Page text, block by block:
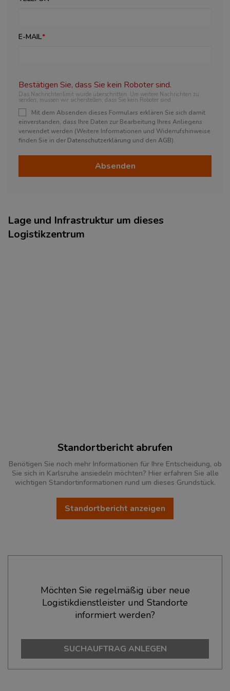
E-MAIL
Bestätigen Sie, dass Sie kein Roboter sind.
Das Nachrichtenlimit wurde überschritten. Um weitere Nachrichten zu
senden, müssen wir sicherstellen, dass Sie kein Roboter sind.
Mit dem Absenden dieses Formulars erklären Sie sich damit
einverstanden, dass Ihre Daten zur Bearbeitung Ihres Anliegens
verwendet werden (Weitere Informationen und Widerrufshinweise
finden Sie in der Datenschutzerklärung und den AGB).
Absenden
Lage und Infrastruktur um dieses
Logistikzentrum
Standortbericht abrufen
Benötigen Sie noch mehr Informationen für Ihre Entscheidung, ob
Sie sich in Karlsruhe ansiedeln möchten? Hier erfahren Sie alle
wichtigen Standortinformationen rund um dieses Grundstück.
Standortbericht anzeigen
BEVÖLKERUNG(STAND: 12/2019)
312.060
(Landkreis / Kreisfreie Stadt)
Möchten Sie regelmäßig über neue
Logistikdienstleister und Standorte
informiert werden?
SUCHAUFTRAG ANLEGEN